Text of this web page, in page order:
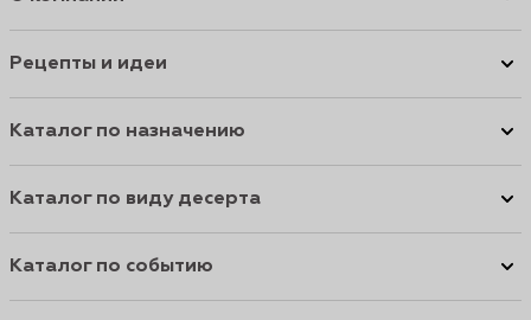
Рецепты и идеи
Каталог по назначению
Каталог по виду десерта
Каталог по событию